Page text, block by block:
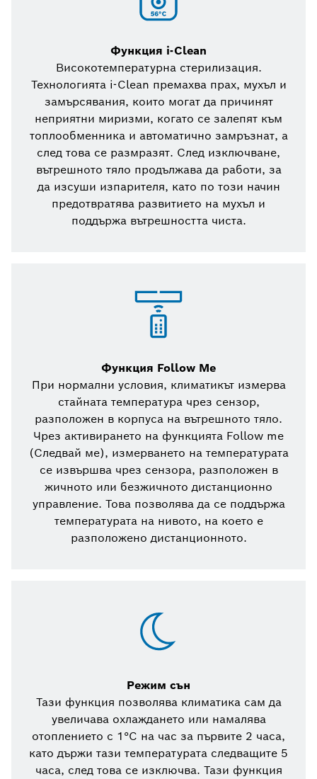
Функция i-Clean
Високотемпературна стерилизация.
Технологията i-Clean премахва прах, мухъл и
замърсявания, които могат да причинят
неприятни миризми, когато се залепят към
топлообменника и автоматично замръзнат, а
след това се размразят. След изключване,
вътрешното тяло продължава да работи, за
да изсуши изпарителя, като по този начин
предотвратява развитието на мухъл и
поддържа вътрешността чиста.
Функция Follow Me
При нормални условия, климатикът измерва
стайната температура чрез сензор,
разположен в корпуса на вътрешното тяло.
Чрез активирането на функцията Follow me
(Следвай ме), измерването на температурата
се извършва чрез сензора, разположен в
жичното или безжичното дистанционно
управление. Това позволява да се поддържа
температурата на нивото, на което е
разположено дистанционното.
Режим сън
Тази функция позволява климатика сам да
увеличава охлаждането или намалява
отоплението с 1°C на час за първите 2 часа,
като държи тази температурата следващите 5
часа, след това се изключва. Тази функция